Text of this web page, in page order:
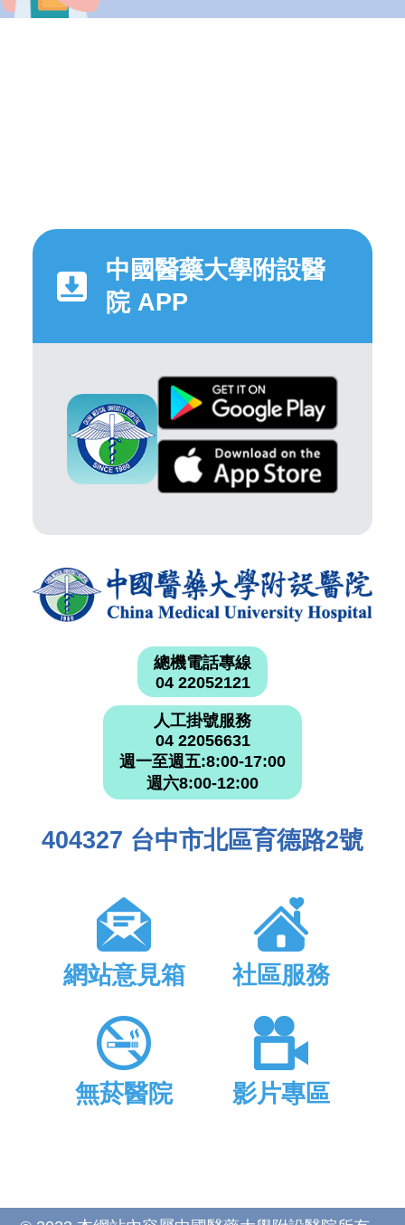
中國醫藥大學附設醫
院 APP
總機電話專線
04 22052121
人工掛號服務
04 22056631
週一至週五:8:00-17:00
週六8:00-12:00
404327 台中市北區育德路2號
網站意見箱 社區服務
無菸醫院 影片專區